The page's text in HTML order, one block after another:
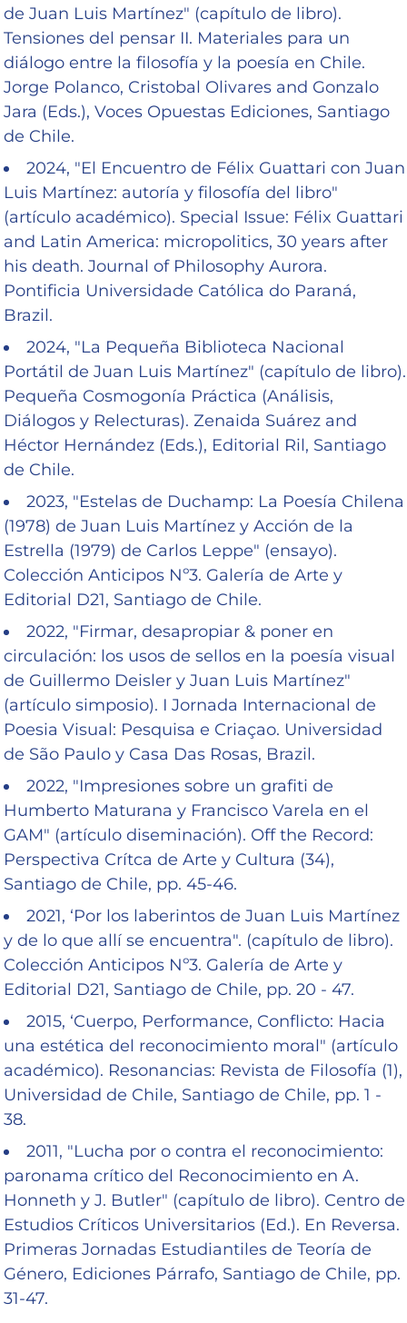
de Juan Luis Martínez" (capítulo de libro).
Tensiones del pensar II. Materiales para un
diálogo entre la filosofía y la poesía en Chile.
Jorge Polanco, Cristobal Olivares and Gonzalo
Jara (Eds.), Voces Opuestas Ediciones, Santiago
de Chile.
2024, "El Encuentro de Félix Guattari con Juan
Luis Martínez: autoría y filosofía del libro"
(artículo académico). Special Issue: Félix Guattari
and Latin America: micropolitics, 30 years after
his death. Journal of Philosophy Aurora.
Pontificia Universidade Católica do Paraná,
Brazil.
2024, "La Pequeña Biblioteca Nacional
Portátil de Juan Luis Martínez" (capítulo de libro).
Pequeña Cosmogonía Práctica (Análisis,
Diálogos y Relecturas). Zenaida Suárez and
Héctor Hernández (Eds.), Editorial Ril, Santiago
de Chile.
2023, "Estelas de Duchamp: La Poesía Chilena
(1978) de Juan Luis Martínez y Acción de la
Estrella (1979) de Carlos Leppe" (ensayo).
Colección Anticipos Nº3. Galería de Arte y
Editorial D21, Santiago de Chile.
2022, "Firmar, desapropiar & poner en
circulación: los usos de sellos en la poesía visual
de Guillermo Deisler y Juan Luis Martínez"
(artículo simposio). I Jornada Internacional de
Poesia Visual: Pesquisa e Criaçao. Universidad
de São Paulo y Casa Das Rosas, Brazil.
2022, "Impresiones sobre un grafiti de
Humberto Maturana y Francisco Varela en el
GAM" (artículo diseminación). Off the Record:
Perspectiva Crítca de Arte y Cultura (34),
Santiago de Chile, pp. 45-46.
2021, ‘Por los laberintos de Juan Luis Martínez
y de lo que allí se encuentra". (capítulo de libro).
Colección Anticipos Nº3. Galería de Arte y
Editorial D21, Santiago de Chile, pp. 20 - 47.
2015, ‘Cuerpo, Performance, Conflicto: Hacia
una estética del reconocimiento moral" (artículo
académico). Resonancias: Revista de Filosofía (1),
Universidad de Chile, Santiago de Chile, pp. 1 -
38.
2011, "Lucha por o contra el reconocimiento:
paronama crítico del Reconocimiento en A.
Honneth y J. Butler" (capítulo de libro). Centro de
Estudios Críticos Universitarios (Ed.). En Reversa.
Primeras Jornadas Estudiantiles de Teoría de
Género, Ediciones Párrafo, Santiago de Chile, pp.
31-47.